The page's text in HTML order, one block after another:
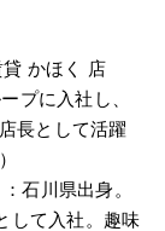
かほく 店
プに入社し、
長として活躍
石川県出身。
して入社。趣味